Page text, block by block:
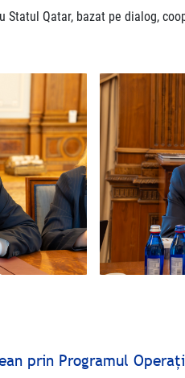
Qatar, bazat pe dialog,
prin Programul